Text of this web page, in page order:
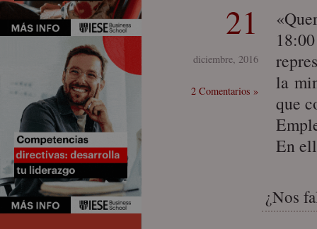
21
diciembre, 2016
2 Comentarios »
la
que
En
¿Nos